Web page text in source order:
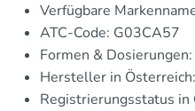
Verfügbare
ATC-Code: G03CA57
Formen &
Hersteller in
Registrierungsstatus in